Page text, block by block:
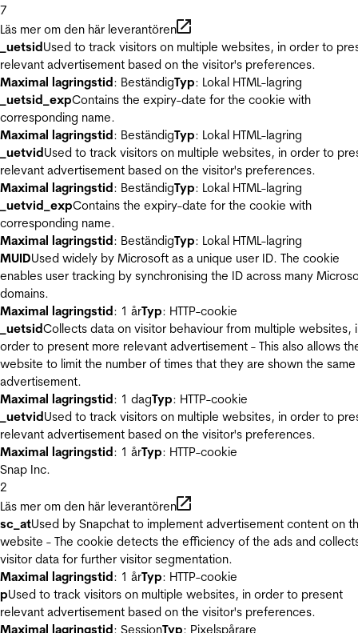
7
Läs mer om den här leverantören
_uetsidUsed to track visitors on multiple websites, in order to
relevant advertisement based on the visitor's preferences.
Maximal lagringstid: BeständigTyp: Lokal HTML-lagring
_uetsid_expContains the expiry-date for the cookie with
corresponding name.
Maximal lagringstid: BeständigTyp: Lokal HTML-lagring
_uetvidUsed to track visitors on multiple websites, in order to
relevant advertisement based on the visitor's preferences.
Maximal lagringstid: BeständigTyp: Lokal HTML-lagring
_uetvid_expContains the expiry-date for the cookie with
corresponding name.
Maximal lagringstid: BeständigTyp: Lokal HTML-lagring
MUIDUsed widely by Microsoft as a unique user ID. The cookie
enables user tracking by synchronising the ID across many
domains.
Maximal lagringstid: 1 årTyp: HTTP-cookie
_uetsidCollects data on visitor behaviour from multiple websites,
order to present more relevant advertisement - This also allows
website to limit the number of times that they are shown the same
advertisement.
Maximal lagringstid: 1 dagTyp: HTTP-cookie
_uetvidUsed to track visitors on multiple websites, in order to
relevant advertisement based on the visitor's preferences.
Maximal lagringstid: 1 årTyp: HTTP-cookie
Snap Inc.
2
Läs mer om den här leverantören
sc_atUsed by Snapchat to implement advertisement content on
website - The cookie detects the efficiency of the ads and
visitor data for further visitor segmentation.
Maximal lagringstid: 1 årTyp: HTTP-cookie
pUsed to track visitors on multiple websites, in order to present
relevant advertisement based on the visitor's preferences.
Maximal lagringstid: SessionTyp: Pixelspårare